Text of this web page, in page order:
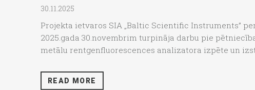
30.11.2025
Projekta ietvaros SIA „Baltic Scientific Instruments”
2025.gada 30.novembrim turpināja darbu pie
metālu rentgenfluorescences analizatora izpēte un
READ MORE